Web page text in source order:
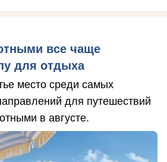
все чаще
для отдыха
место среди самых
для путешествий
в августе.